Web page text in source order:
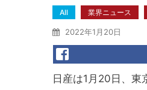
All 業界ニュース
2022年1月20日
日産は1月20日、